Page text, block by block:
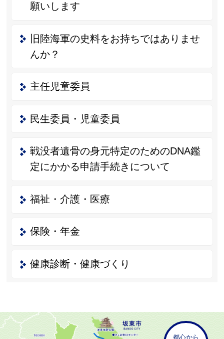
願いします
旧陸海軍の史料をお持ちではありませ
んか？
主任児童委員
民生委員・児童委員
戦没者遺骨の身元特定のためのDNA鑑
定にかかる申請手続きについて
福祉・介護・医療
保険・年金
健康診断・健康づくり
都心から